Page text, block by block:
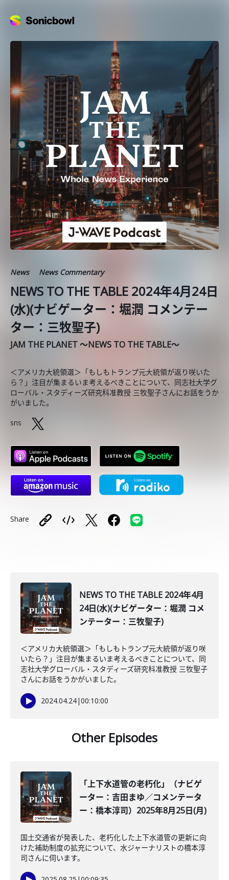
News News Commentary
NEWS TO THE TABLE 2024年4月24日
(水)(ナビゲーター：堀潤 コメンテー
ター：三牧聖子)
JAM THE PLANET ～NEWS TO THE TABLE～
＜アメリカ大統領選＞「もしもトランプ元大統領が返り咲いた
ら？」注目が集まるいま考えるべきことについて、同志社大学グ
ローバル・スタディーズ研究科准教授 三牧聖子さんにお話をうか
がいました。
sns
Share
NEWS TO THE TABLE 2024年4月
24日(水)(ナビゲーター：堀潤 コメ
ンテーター：三牧聖子)
＜アメリカ大統領選＞「もしもトランプ元大統領が返り咲
いたら？」注目が集まるいま考えるべきことについて、同
志社大学グローバル・スタディーズ研究科准教授 三牧聖子
さんにお話をうかがいました。
2024.04.24|00:10:00
Other Episodes
「上下水道管の老朽化」（ナビゲ
ーター：吉田まゆ／コメンテータ
ー：橋本淳司）2025年8月25日(月)
国土交通省が発表した、老朽化した上下水道管の更新に向
けた補助制度の拡充について、水ジャーナリストの橋本淳
司さんに伺います。